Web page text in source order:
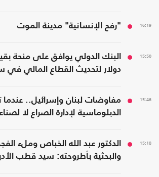
16:19 "رفح الإنسانية" مدينة الموت
15:50
دولار لتحديث القطاع المالي في
15:46
مفاوضات لبنان وإسرائيل.. عندما
الدبلوماسية لإدارة الصراع لا
15:18
الدكتور عبد الله الخباص وملء
والبحثية بأطروحته: سيد قطب